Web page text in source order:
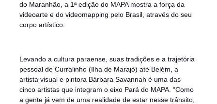
do Maranhão, a 1ª edição do MAPA mostra a força da
videoarte e do videomapping pelo Brasil, através do seu
corpo artístico.
Levando a cultura paraense, suas tradições e a trajetória
pessoal de Curralinho (Ilha de Marajó) até Belém, a
artista visual e pintora Bárbara Savannah é uma das
cinco artistas que integram o eixo Pará do MAPA. “Como
a gente já vem de uma realidade de estar nesse trânsito,